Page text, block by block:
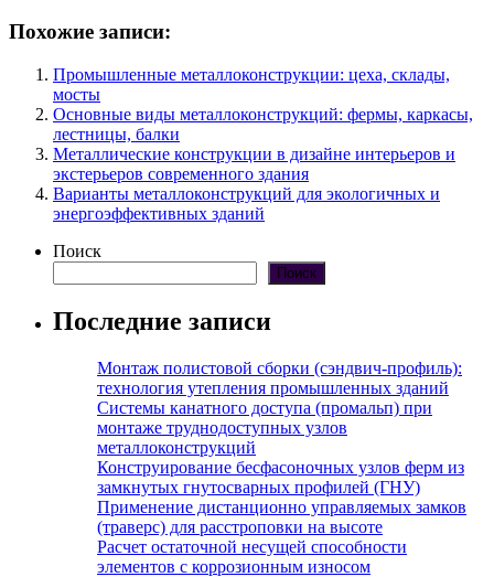
Похожие записи:
Промышленные металлоконструкции: цеха, склады,
мосты
Основные виды металлоконструкций: фермы, каркасы,
лестницы, балки
Металлические конструкции в дизайне интерьеров и
экстерьеров современного здания
Варианты металлоконструкций для экологичных и
энергоэффективных зданий
Поиск
Поиск
Последние записи
Монтаж полистовой сборки (сэндвич-профиль):
технология утепления промышленных зданий
Системы канатного доступа (промальп) при
монтаже труднодоступных узлов
металлоконструкций
Конструирование бесфасоночных узлов ферм из
замкнутых гнутосварных профилей (ГНУ)
Применение дистанционно управляемых замков
(траверс) для расстроповки на высоте
Расчет остаточной несущей способности
элементов с коррозионным износом